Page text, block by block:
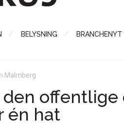
BELYSNING BRANCHENYT
Malmberg
den
én hat